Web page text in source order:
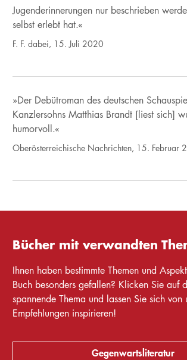
Jugenderinnerungen nur beschrieben
selbst erlebt hat.«
F. F. dabei, 15. Juli 2020
»Der Debütroman des deutschen
Kanzlersohns Matthias Brandt [liest sich]
humorvoll.«
Oberösterreichische Nachrichten, 15. Februar
Bücher mit verwandten
Ihnen haben bestimmte Themen und
Buch besonders gefallen? Klicken Sie auf
spannende Thema und lassen Sie sich von
Empfehlungen inspirieren!
Gegenwartsliteratur